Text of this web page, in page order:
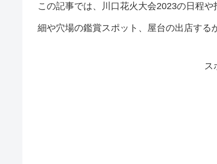
この記事では、川口花火大会2023の日程
細や穴場の鑑賞スポット、屋台の出店する
ス